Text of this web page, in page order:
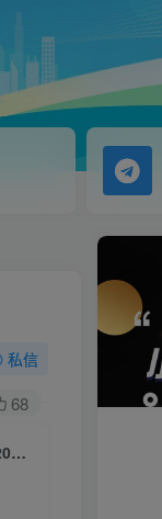
私信
68
7月最新更新励志书单野路子玩法，老路新走，一样赚钱，适合新手小白，日入200+【揭秘】